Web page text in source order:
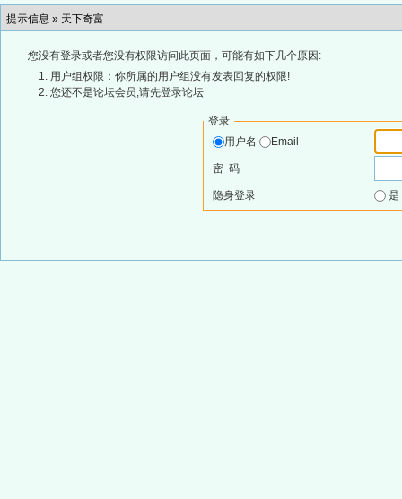
提示信息 » 天下奇富
您没有登录或者您没有权限访问此页面，可能有如下几个原因:
用户组权限：你所属的用户组没有发表回复的权限!
您还不是论坛会员,请先登录论坛
登录
用户名
Email
密 码
隐身登录